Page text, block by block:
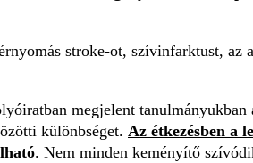
stroke-ot, szívinfarktust, az
megjelent tanulmányukban
különbséget. Az étkezésben a
. Nem minden keményítő